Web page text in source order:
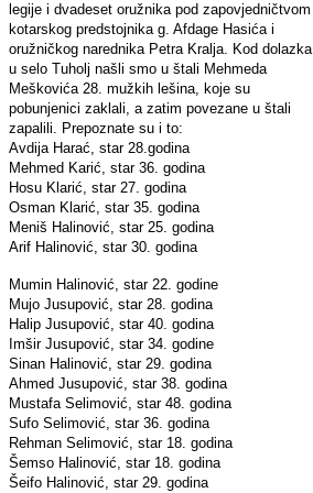
legije i dvadeset oružnika pod zapovjedničtvom
kotarskog predstojnika g. Afdage Hasića i
oružničkog narednika Petra Kralja. Kod dolazka
u selo Tuholj našli smo u štali Mehmeda
Meškovića 28. mužkih lešina, koje su
pobunjenici zaklali, a zatim povezane u štali
zapalili. Prepoznate su i to:
Avdija Harać, star 28.godina
Mehmed Karić, star 36. godina
Hosu Klarić, star 27. godina
Osman Klarić, star 35. godina
Meniš Halinović, star 25. godina
Arif Halinović, star 30. godina
Mumin Halinović, star 22. godine
Mujo Jusupović, star 28. godina
Halip Jusupović, star 40. godina
Imšir Jusupović, star 34. godine
Sinan Halinović, star 29. godina
Ahmed Jusupović, star 38. godina
Mustafa Selimović, star 48. godina
Sufo Selimović, star 36. godina
Rehman Selimović, star 18. godina
Šemso Halinović, star 18. godina
Šeifo Halinović, star 29. godina